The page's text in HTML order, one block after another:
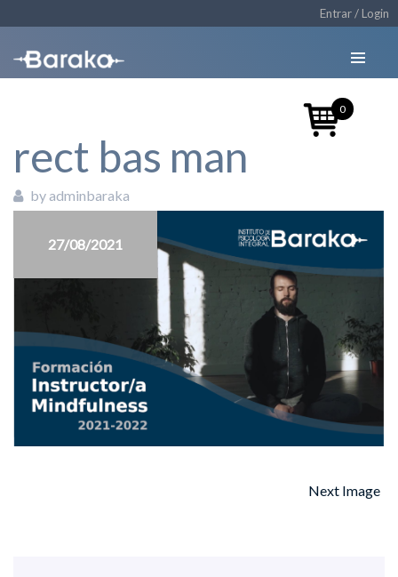
Entrar / Login
rect bas man
by adminbaraka
27/08/2021
Next Image
0